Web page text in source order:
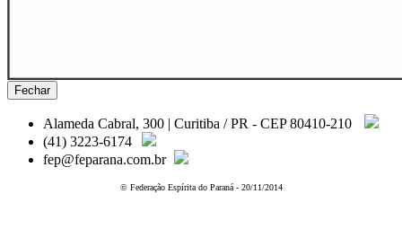
Fechar
Alameda Cabral, 300 | Curitiba / PR - CEP 80410-210
(41) 3223-6174
fep@feparana.com.br
© Federação Espírita do Paraná - 20/11/2014